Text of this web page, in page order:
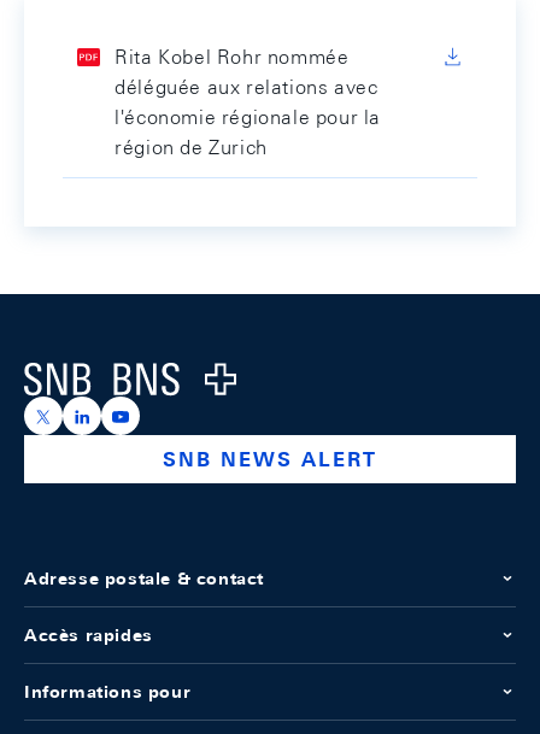
Rita Kobel Rohr nommée
déléguée aux relations avec
l'économie régionale pour la
région de Zurich
Logo
https://x.com/snb_bns
https://ch.linkedin.com/company/swiss-national-
https://www.youtube.com/@swissnationalbank
SNB NEWS ALERT
Adresse postale & contact
Accès rapides
Informations pour